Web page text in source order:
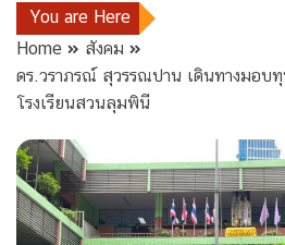
You are Here
Home
สังคม
ดร.วราภรณ์ สุวรรณปาน เดินทางมอบ
โรงเรียนสวนลุมพินี